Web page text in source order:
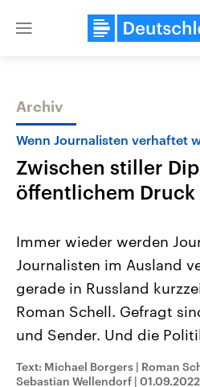
Close
Themen
Landtagswahl Sachsen-Anhalt
2026
Alle Informationen
Sachsen-Anhalt wählt am 6.
September 2026 einen neuen
Landtag. Seit 2021 wird das
CDU, SPD und FDP regiert.-
Umfragen, Prognosen,
Archiv
Wenn Journalisten verhaftet
Zwischen stiller
öffentlichem Druck
Immer wieder werden
Journalisten im Ausland
gerade in Russland
Roman Schell. Gefragt
und Sender. Und die
Text: Michael Borgers | Roman
Sebastian Wellendorf | 01.09.2022